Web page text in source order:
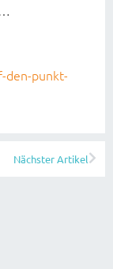
den-punkt-
Nächster Artikel